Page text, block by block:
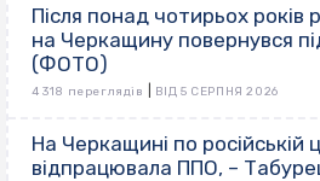
Після понад чотирьох років
на Черкащину повернувся
(ФОТО)
4 318 переглядів ВІД 5 СЕРПНЯ 2026
На Черкащині по російській
відпрацювала ППО, –